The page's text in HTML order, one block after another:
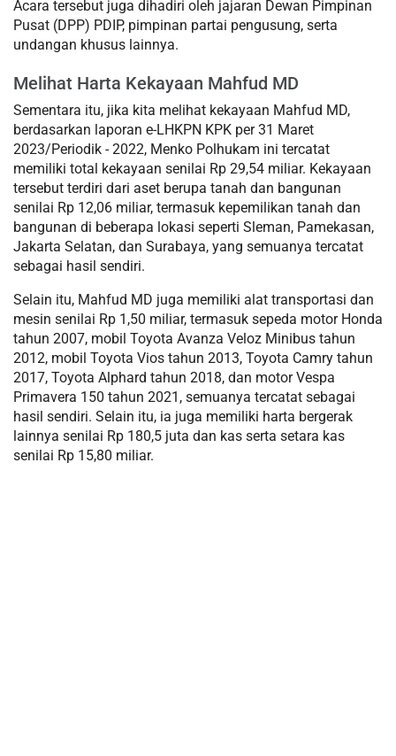
Acara tersebut juga dihadiri oleh jajaran Dewan Pimpinan
Pusat (DPP) PDIP, pimpinan partai pengusung, serta
undangan khusus lainnya.
Melihat Harta Kekayaan Mahfud MD
Sementara itu, jika kita melihat kekayaan Mahfud MD,
berdasarkan laporan e-LHKPN KPK per 31 Maret
2023/Periodik - 2022, Menko Polhukam ini tercatat
memiliki total kekayaan senilai Rp 29,54 miliar. Kekayaan
tersebut terdiri dari aset berupa tanah dan bangunan
senilai Rp 12,06 miliar, termasuk kepemilikan tanah dan
bangunan di beberapa lokasi seperti Sleman, Pamekasan,
Jakarta Selatan, dan Surabaya, yang semuanya tercatat
sebagai hasil sendiri.
Selain itu, Mahfud MD juga memiliki alat transportasi dan
mesin senilai Rp 1,50 miliar, termasuk sepeda motor Honda
tahun 2007, mobil Toyota Avanza Veloz Minibus tahun
2012, mobil Toyota Vios tahun 2013, Toyota Camry tahun
2017, Toyota Alphard tahun 2018, dan motor Vespa
Primavera 150 tahun 2021, semuanya tercatat sebagai
hasil sendiri. Selain itu, ia juga memiliki harta bergerak
lainnya senilai Rp 180,5 juta dan kas serta setara kas
senilai Rp 15,80 miliar.